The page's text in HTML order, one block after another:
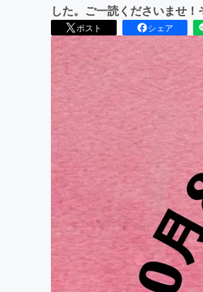
した。ご一読くださいませ
ポスト シェア